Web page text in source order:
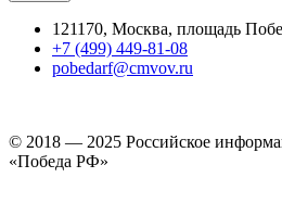
121170, Москва, площадь
+7 (499) 449-81-08
pobedarf@cmvov.ru
© 2018 — 2025 Российское
«Победа РФ»